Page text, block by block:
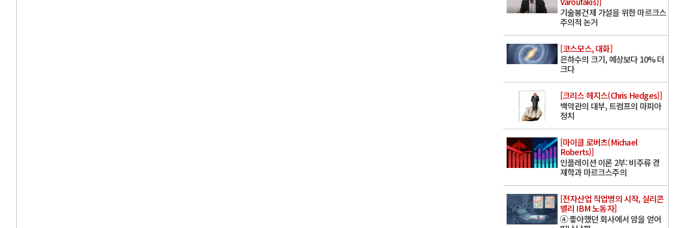
기술봉건제 가설을 위한 마르크스
주의적 논거
[코스모스, 대화]
은하수의 크기, 예상보다 10% 더
크다
[크리스 헤지스(Chris Hedges)]
백악관의 대부, 트럼프의 마피아
정치
[마이클 로버츠(Michael
Roberts)]
인플레이션 이론 2부: 비주류 경
제학과 마르크스주의
[전자산업 직업병의 시작, 실리콘
밸리 IBM 노동자]
④ 좋아했던 회사에서 암을 얻어